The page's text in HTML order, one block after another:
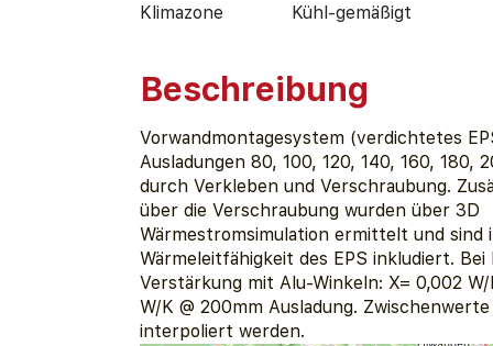
Klimazone Kühl-gemäßigt
Beschreibung
Vorwandmontagesystem (verdichtetes
Ausladungen 80, 100, 120, 140, 160, 180,
durch Verkleben und Verschraubung.
über die Verschraubung wurden über 3D
Wärmestromsimulation ermittelt und sind
Wärmeleitfähigkeit des EPS inkludiert.
Verstärkung mit Alu-Winkeln: X= 0,002
W/K @ 200mm Ausladung.
interpoliert werden.